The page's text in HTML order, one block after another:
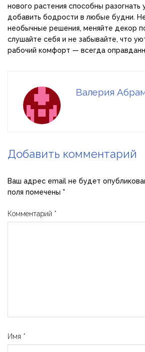
нового растения способны разогнать
добавить бодрости в любые будни.
необычные решения, меняйте декор
слушайте себя и не забывайте, что
рабочий комфорт — всегда
Валерия
Добавить комментарий
Ваш адрес email не будет
поля помечены *
Комментарий *
Имя *